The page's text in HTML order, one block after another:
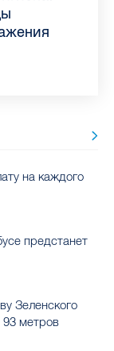
и
года
летом
на
дома
на каждого
предстанет
Зеленского
93 метров